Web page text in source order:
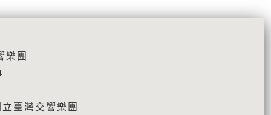
樂團
臺灣交響樂團